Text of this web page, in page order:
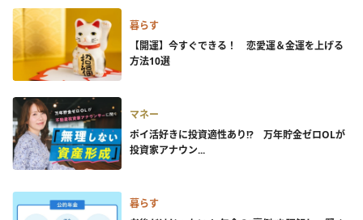
暮らす
【開運】今すぐできる！ 恋愛運＆金運を上げる
方法10選
マネー
ポイ活好きに投資適性あり!? 万年貯金ゼロOLが
投資家アナウン...
暮らす